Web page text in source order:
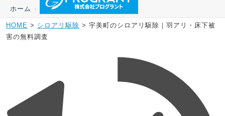
ホーム ›
HOME > シロアリ駆除 > 宇美町のシロアリ駆除｜羽アリ・床下被
害の無料調査